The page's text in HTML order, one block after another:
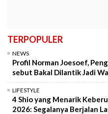
TERPOPULER
NEWS
Profil Norman Joesoef,
sebut Bakal Dilantik Jadi
LIFESTYLE
4 Shio yang Menarik
2026: Segalanya Berjalan